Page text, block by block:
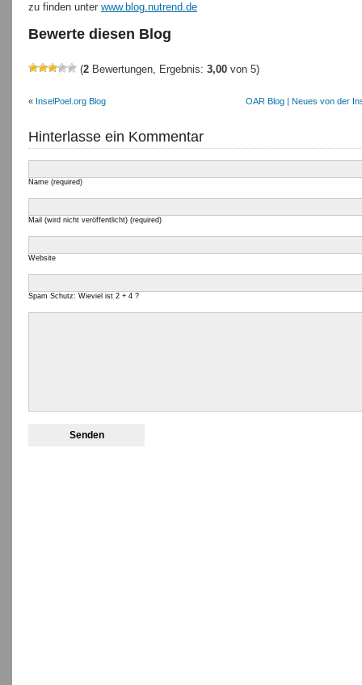
zu finden unter www.blog.nutrend.de
Bewerte diesen Blog
(2 Bewertungen, Ergebnis: 3,00 von 5)
« InselPoel.org Blog OAR Blog | Neues von der
Hinterlasse ein Kommentar
Name (required)
Mail (wird nicht veröffentlicht) (required)
Website
Spam Schutz: Wieviel ist 2 + 4 ?